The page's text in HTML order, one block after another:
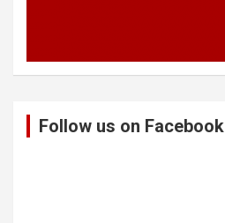
Follow us on Facebook